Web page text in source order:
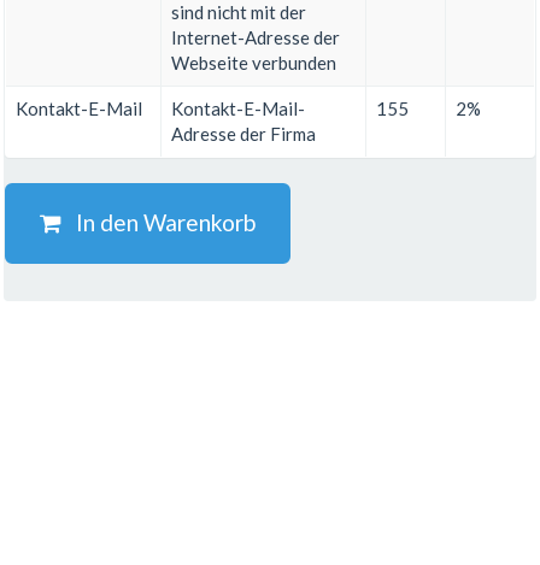
sind nicht mit der
Internet-Adresse der
Webseite verbunden
Kontakt-E-Mail
Kontakt-E-Mail-
Adresse der Firma
155 2%
In den Warenkorb